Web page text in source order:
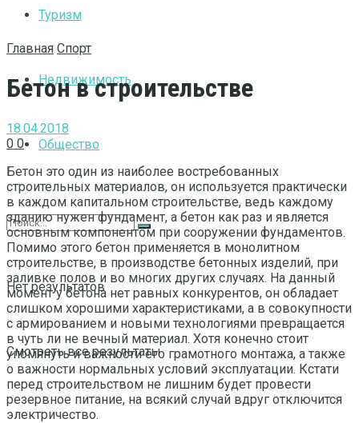
Туризм
Недвижимость
Общество
Нет результатов
Смотреть все результаты
Главная Спорт
Бетон в строительстве
18.04.2018
0 0
Бетон это один из наиболее востребованных
строительных материалов, он используется практически
в каждом капитальном строительстве, ведь каждому
зданию нужен фундамент, а бетон как раз и является
основным компонентом при сооружении фундаментов.
Помимо этого бетон применяется в монолитном
строительстве, в производстве бетонных изделий, при
заливке полов и во многих других случаях. На данный
момент у бетона нет равных конкурентов, он обладает
слишком хорошими характеристиками, а в совокупности
с армированием и новыми технологиями превращается
в чуть ли не вечный материал. Хотя конечно стоит
упомянуть и важности его грамотного монтажа, а также
о важности нормальных условий эксплуатации. Кстати
перед строительством не лишним будет провести
резервное питание, на всякий случай вдруг отключится
электричество.